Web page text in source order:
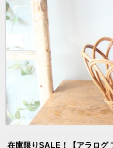
在庫限りSALE！【アラログ